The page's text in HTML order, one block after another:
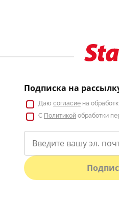
Подписка на
Даю согласие на
С Политикой обработки